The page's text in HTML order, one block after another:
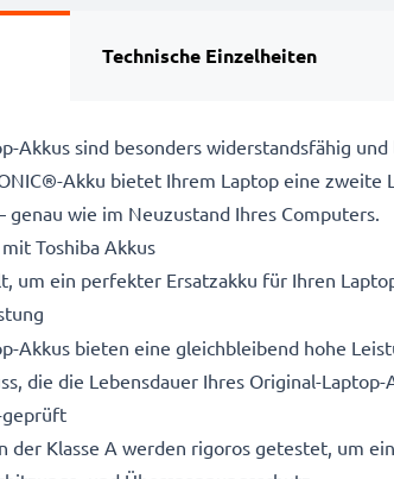
Technische Einzelheiten
Akkus sind besonders widerstandsfähig
Akku bietet Ihrem Laptop eine
genau wie im Neuzustand Ihres Computers.
Toshiba Akkus
um ein perfekter Ersatzakku für Ihren
Akkus bieten eine gleichbleibend hohe
die die Lebensdauer Ihres Original-
geprüft
der Klasse A werden rigoros getestet, um